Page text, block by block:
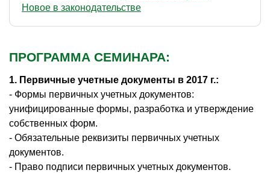
Новое в законодательстве
ПРОГРАММА СЕМИНАРА:
1. Первичные учетные документы в 2017 г.:
- Формы первичных учетных документов:
унифицированные формы, разработка и утверждение
собственных форм.
- Обязательные реквизиты первичных учетных
документов.
- Право подписи первичных учетных документов.